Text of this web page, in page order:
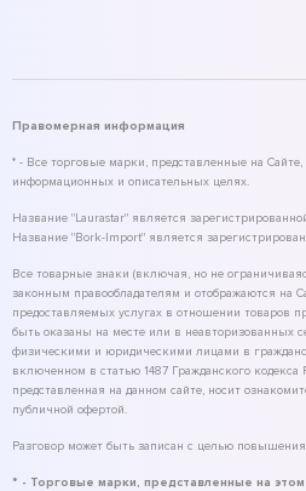
Правомерная информация
* - Все торговые марки, представленные на
информационных и описательных целях.
Название "Laurastar" является
Название "Bork-Import" является
Все товарные знаки (включая, но не
законным правообладателям и отображаются на
предоставляемых услугах в отношении товаров
быть оказаны на месте или в неавторизованных
физическими и юридическими лицами в
включенном в статью 1487 Гражданского
представленная на данном сайте, носит
публичной офертой.
Разговор может быть записан с целью
* - Торговые марки, представленные на этом